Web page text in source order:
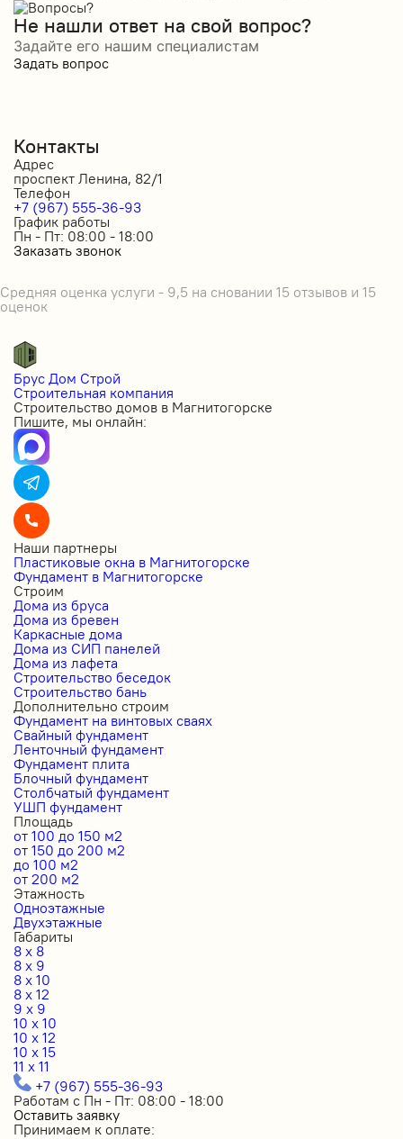
Не нашли ответ на свой вопрос?
Задайте его нашим специалистам
Задать вопрос
Контакты
Адрес
проспект Ленина, 82/1
Телефон
+7 (967) 555-36-93
График работы
Пн - Пт: 08:00 - 18:00
Заказать звонок
Средняя оценка услуги - 9,5 на сновании 15 отзывов и 15
оценок
Брус Дом Строй
Строительная компания
Строительство домов в Магнитогорске
Пишите, мы онлайн:
Наши партнеры
Пластиковые окна в Магнитогорске
Фундамент в Магнитогорске
Строим
Дома из бруса
Дома из бревен
Каркасные дома
Дома из СИП панелей
Дома из лафета
Строительство беседок
Строительство бань
Дополнительно строим
Фундамент на винтовых сваях
Свайный фундамент
Ленточный фундамент
Фундамент плита
Блочный фундамент
Столбчатый фундамент
УШП фундамент
Площадь
от 100 до 150 м2
от 150 до 200 м2
до 100 м2
от 200 м2
Этажность
Одноэтажные
Двухэтажные
Габариты
8 x 8
8 x 9
8 x 10
8 x 12
9 x 9
10 x 10
10 x 12
10 x 15
11 x 11
+7 (967) 555-36-93
Работам с Пн - Пт: 08:00 - 18:00
Оставить заявку
Принимаем к оплате: